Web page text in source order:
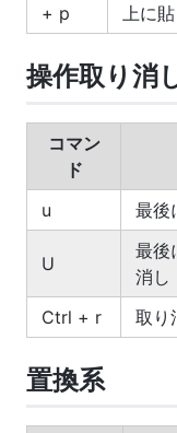
+ p
上に
操作取り消
コマン
ド
u 最後
U
最後
消し
Ctrl + r
取り
置換系